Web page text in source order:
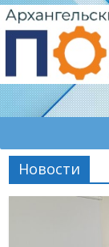
Новости